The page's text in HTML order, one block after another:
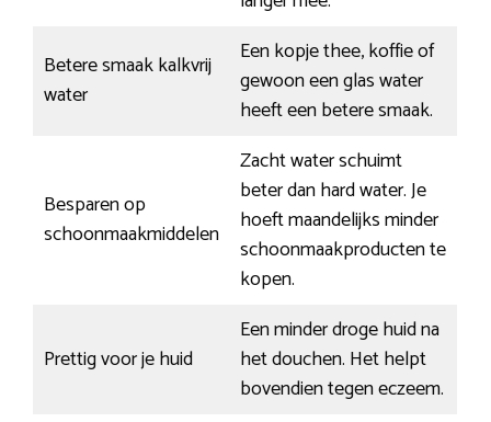
Betere smaak kalkvrij
water
Een kopje thee, koffie of
gewoon een glas water
heeft een betere smaak.
Besparen op
schoonmaakmiddelen
Zacht water schuimt
beter dan hard water. Je
hoeft maandelijks minder
schoonmaakproducten te
kopen.
Prettig voor je huid
Een minder droge huid na
het douchen. Het helpt
bovendien tegen eczeem.